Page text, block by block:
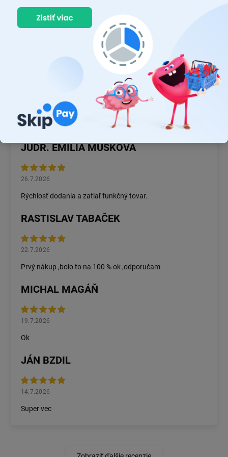
ako 23 000 ľudí. Firma sa špecializuje na vývoj a výrobu
špičkových osvetľovacích produktov pre spotrebiteľov, priemysel
Osram
tiež investuje do výskumu a
vývoja nových technológií, ktoré majú pomôcť udržateľnému
rozvoju a ochrane životného prostredia.
JUDR. EMÍLIA MUŠKOVÁ
26.7.2026
Rýchlosť dodania a zatiaľ funkčný tovar.
RASTISLAV TABAČEK
22.7.2026
Prvý nákup ,bolo to na 100 % ok ,odporučam
MICHAL MAGÁŇ
19.7.2026
Ok
JÁN BZDIL
14.7.2026
Super vec